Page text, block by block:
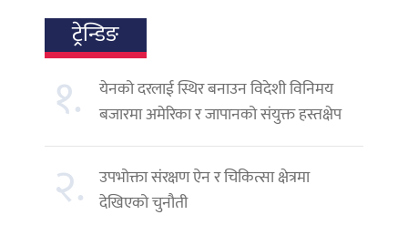
ट्रेन्डिङ
१.
येनको दरलाई स्थिर बनाउन विदेशी विनिमय
बजारमा अमेरिका र जापानको संयुक्त हस्तक्षेप
२. उपभोक्ता संरक्षण ऐन र चिकित्सा क्षेत्रमा
देखिएको चुनौती